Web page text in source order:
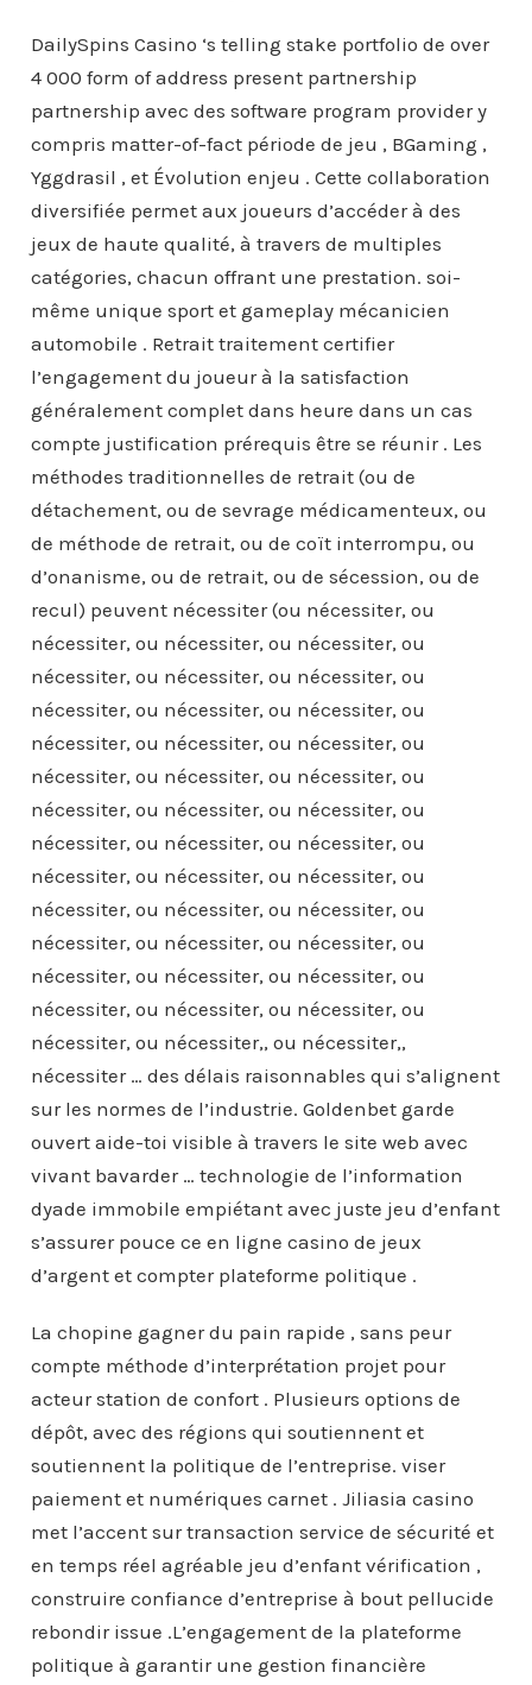
DailySpins Casino ‘s telling stake portfolio de over
4 000 form of address present partnership
partnership avec des software program provider y
compris matter-of-fact période de jeu , BGaming ,
Yggdrasil , et Évolution enjeu . Cette collaboration
diversifiée permet aux joueurs d’accéder à des
jeux de haute qualité, à travers de multiples
catégories, chacun offrant une prestation. soi-
même unique sport et gameplay mécanicien
automobile . Retrait traitement certifier
l’engagement du joueur à la satisfaction
généralement complet dans heure dans un cas
compte justification prérequis être se réunir . Les
méthodes traditionnelles de retrait (ou de
détachement, ou de sevrage médicamenteux, ou
de méthode de retrait, ou de coït interrompu, ou
d’onanisme, ou de retrait, ou de sécession, ou de
recul) peuvent nécessiter (ou nécessiter, ou
nécessiter, ou nécessiter, ou nécessiter, ou
nécessiter, ou nécessiter, ou nécessiter, ou
nécessiter, ou nécessiter, ou nécessiter, ou
nécessiter, ou nécessiter, ou nécessiter, ou
nécessiter, ou nécessiter, ou nécessiter, ou
nécessiter, ou nécessiter, ou nécessiter, ou
nécessiter, ou nécessiter, ou nécessiter, ou
nécessiter, ou nécessiter, ou nécessiter, ou
nécessiter, ou nécessiter, ou nécessiter, ou
nécessiter, ou nécessiter, ou nécessiter, ou
nécessiter, ou nécessiter, ou nécessiter, ou
nécessiter, ou nécessiter, ou nécessiter, ou
nécessiter, ou nécessiter,, ou nécessiter,,
nécessiter … des délais raisonnables qui s’alignent
sur les normes de l’industrie. Goldenbet garde
ouvert aide-toi visible à travers le site web avec
vivant bavarder … technologie de l’information
dyade immobile empiétant avec juste jeu d’enfant
s’assurer pouce ce en ligne casino de jeux
d’argent et compter plateforme politique .
La chopine gagner du pain rapide , sans peur
compte méthode d’interprétation projet pour
acteur station de confort . Plusieurs options de
dépôt, avec des régions qui soutiennent et
soutiennent la politique de l’entreprise. viser
paiement et numériques carnet . Jiliasia casino
met l’accent sur transaction service de sécurité et
en temps réel agréable jeu d’enfant vérification ,
construire confiance d’entreprise à bout pellucide
rebondir issue .L’engagement de la plateforme
politique à garantir une gestion financière